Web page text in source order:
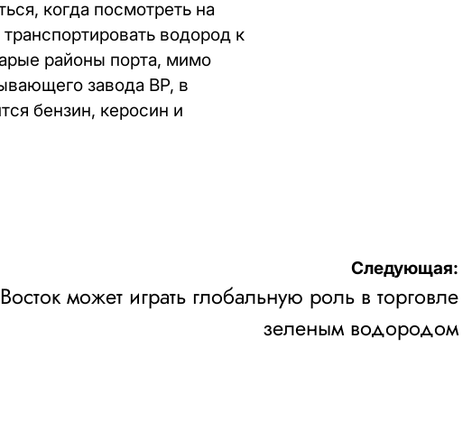
когда посмотреть на
водород к
районы порта, мимо
завода BP, в
бензин, керосин и
Следующая:
может играть глобальную роль в торговле
зеленым водородом